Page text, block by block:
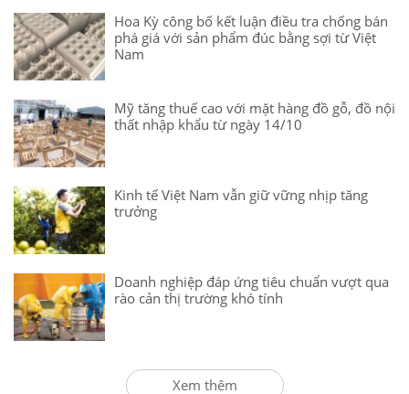
Hoa Kỳ công bố kết luận điều tra chống bán
phá giá với sản phẩm đúc bằng sợi từ Việt
Nam
Mỹ tăng thuế cao với mặt hàng đồ gỗ, đồ nội
thất nhập khẩu từ ngày 14/10
Kinh tế Việt Nam vẫn giữ vững nhịp tăng
trưởng
Doanh nghiệp đáp ứng tiêu chuẩn vượt qua
rào cản thị trường khó tính
Xem thêm